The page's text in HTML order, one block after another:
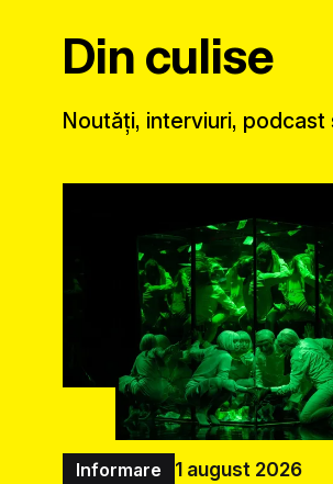
Din culise
Noutăți, interviuri,
Informare 1 august 2026